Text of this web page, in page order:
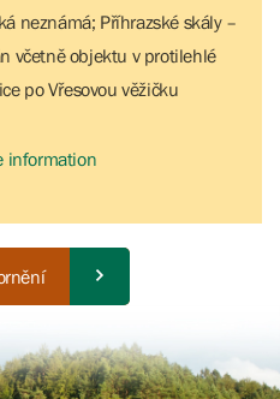
neznámá; Příhrazské skály –
včetně objektu v protilehlé
po Vřesovou věžičku
information